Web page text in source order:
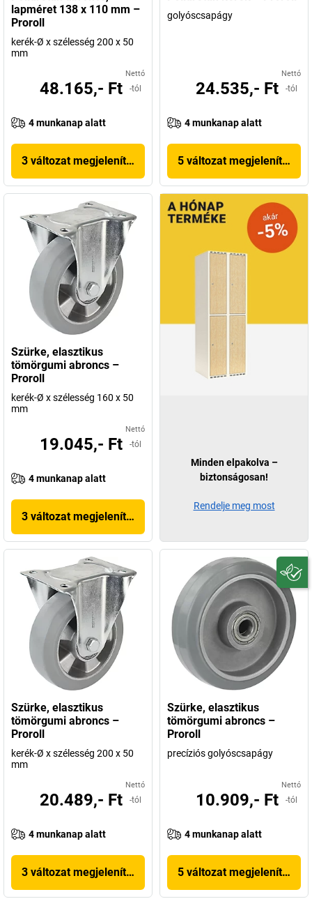
lapméret 138 x 110 mm –
Proroll
kerék-Ø x szélesség 200 x 50
mm
Nettó
48.165,- Ft -tól
4 munkanap alatt
3 változat megjelenítése
golyóscsapágy
Nettó
24.535,- Ft -tól
4 munkanap alatt
5 változat megjelenítése
Szürke, elasztikus
tömörgumi abroncs –
Proroll
kerék-Ø x szélesség 160 x 50
mm
Nettó
19.045,- Ft -tól
4 munkanap alatt
3 változat megjelenítése
Szürke, elasztikus
tömörgumi abroncs –
Proroll
kerék-Ø x szélesség 200 x 50
mm
Nettó
20.489,- Ft -tól
4 munkanap alatt
3 változat megjelenítése
Szürke, elasztikus
tömörgumi abroncs –
Proroll
precíziós golyóscsapágy
Nettó
10.909,- Ft -tól
4 munkanap alatt
5 változat megjelenítése
Minden elpakolva –
biztonságosan!
Rendelje meg most